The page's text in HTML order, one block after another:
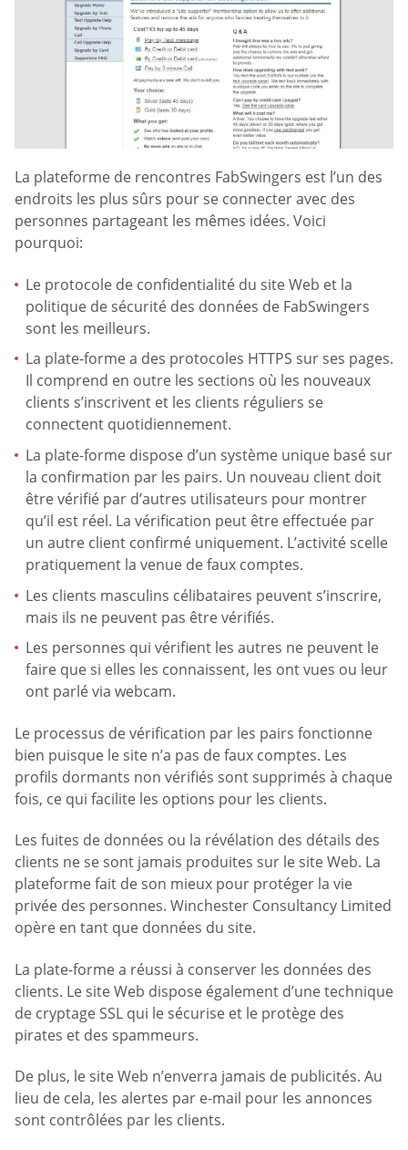
La plateforme de rencontres FabSwingers est l’un des
endroits les plus sûrs pour se connecter avec des
personnes partageant les mêmes idées. Voici
pourquoi:
Le protocole de confidentialité du site Web et la
politique de sécurité des données de FabSwingers
sont les meilleurs.
La plate-forme a des protocoles HTTPS sur ses pages.
Il comprend en outre les sections où les nouveaux
clients s’inscrivent et les clients réguliers se
connectent quotidiennement.
La plate-forme dispose d’un système unique basé sur
la confirmation par les pairs. Un nouveau client doit
être vérifié par d’autres utilisateurs pour montrer
qu’il est réel. La vérification peut être effectuée par
un autre client confirmé uniquement. L’activité scelle
pratiquement la venue de faux comptes.
Les clients masculins célibataires peuvent s’inscrire,
mais ils ne peuvent pas être vérifiés.
Les personnes qui vérifient les autres ne peuvent le
faire que si elles les connaissent, les ont vues ou leur
ont parlé via webcam.
Le processus de vérification par les pairs fonctionne
bien puisque le site n’a pas de faux comptes. Les
profils dormants non vérifiés sont supprimés à chaque
fois, ce qui facilite les options pour les clients.
Les fuites de données ou la révélation des détails des
clients ne se sont jamais produites sur le site Web. La
plateforme fait de son mieux pour protéger la vie
privée des personnes. Winchester Consultancy Limited
opère en tant que données du site.
La plate-forme a réussi à conserver les données des
clients. Le site Web dispose également d’une technique
de cryptage SSL qui le sécurise et le protège des
pirates et des spammeurs.
De plus, le site Web n’enverra jamais de publicités. Au
lieu de cela, les alertes par e-mail pour les annonces
sont contrôlées par les clients.